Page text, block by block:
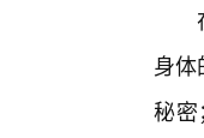
身
秘